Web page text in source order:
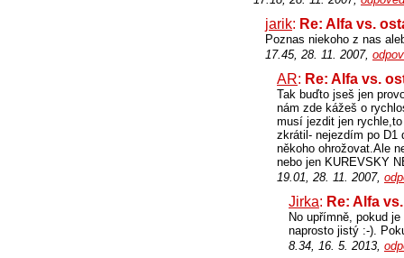
jarik: Re: Alfa vs.
Poznas niekoho z nas
17.45, 28. 11. 2007,
AR: Re: Alfa vs.
Tak buďto jseš jen
nám zde kážeš o
musí jezdit jen
zkrátil- nejezdím po D1
někoho ohrožovat.Ale
nebo jen KUREVSKY
19.01, 28. 11. 2007,
Jirka: Re: Alfa
No upřímně, pokud
naprosto jistý :-).
8.34, 16. 5. 2013,